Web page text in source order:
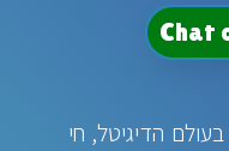
Chat
ניסיון בעולם הדיגיטל, חי